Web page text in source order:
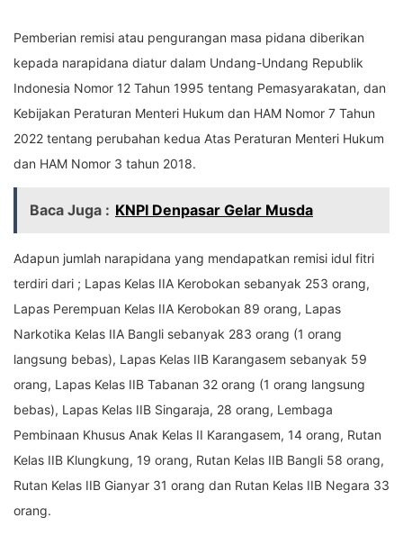
Pemberian remisi atau pengurangan masa pidana diberikan
kepada narapidana diatur dalam Undang-Undang Republik
Indonesia Nomor 12 Tahun 1995 tentang Pemasyarakatan, dan
Kebijakan Peraturan Menteri Hukum dan HAM Nomor 7 Tahun
2022 tentang perubahan kedua Atas Peraturan Menteri Hukum
dan HAM Nomor 3 tahun 2018.
Baca Juga : KNPI Denpasar Gelar Musda
Adapun jumlah narapidana yang mendapatkan remisi idul fitri
terdiri dari ; Lapas Kelas IIA Kerobokan sebanyak 253 orang,
Lapas Perempuan Kelas IIA Kerobokan 89 orang, Lapas
Narkotika Kelas IIA Bangli sebanyak 283 orang (1 orang
langsung bebas), Lapas Kelas IIB Karangasem sebanyak 59
orang, Lapas Kelas IIB Tabanan 32 orang (1 orang langsung
bebas), Lapas Kelas IIB Singaraja, 28 orang, Lembaga
Pembinaan Khusus Anak Kelas II Karangasem, 14 orang, Rutan
Kelas IIB Klungkung, 19 orang, Rutan Kelas IIB Bangli 58 orang,
Rutan Kelas IIB Gianyar 31 orang dan Rutan Kelas IIB Negara 33
orang.